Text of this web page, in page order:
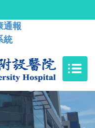
通報
統